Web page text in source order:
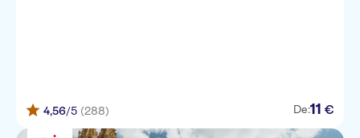
Pinos Playa Hotel
4,56/5 (288) De:11 €